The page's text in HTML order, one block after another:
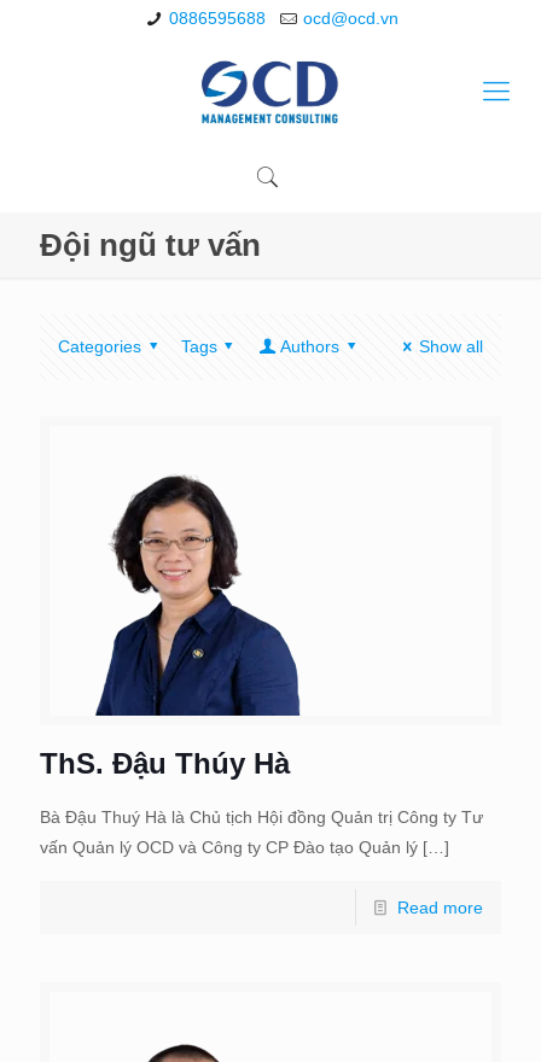
0886595688 ocd@ocd.vn
Đội ngũ tư vấn
Categories Tags Authors Show all
ThS. Đậu Thúy Hà
Bà Đậu Thuý Hà là Chủ tịch Hội đồng Quản trị Công ty Tư
vấn Quản lý OCD và Công ty CP Đào tạo Quản lý […]
Read more